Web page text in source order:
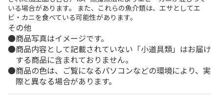
いる場合があります。 また、これらの魚介類は、エサとしてエ
ビ・カニを食べている可能性があります。
その他
商品写真はイメージです。
商品内容として記載されていない「小道具類」はお届け
する商品に含まれておりません。
商品の色は、ご覧になるパソコンなどの環境により、実
際と異なる場合があります。